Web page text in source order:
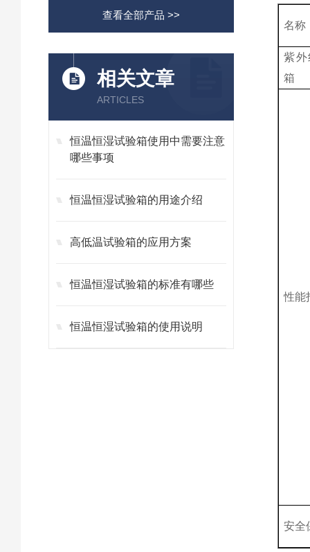
查看全部产品 >>
相关文章
ARTICLES
恒温恒湿试验箱使用中需要注意
哪些事项
恒温恒湿试验箱的用途介绍
高低温试验箱的应用方案
恒温恒湿试验箱的标准有哪些
恒温恒湿试验箱的使用说明
名称
紫外
箱
性能
安全